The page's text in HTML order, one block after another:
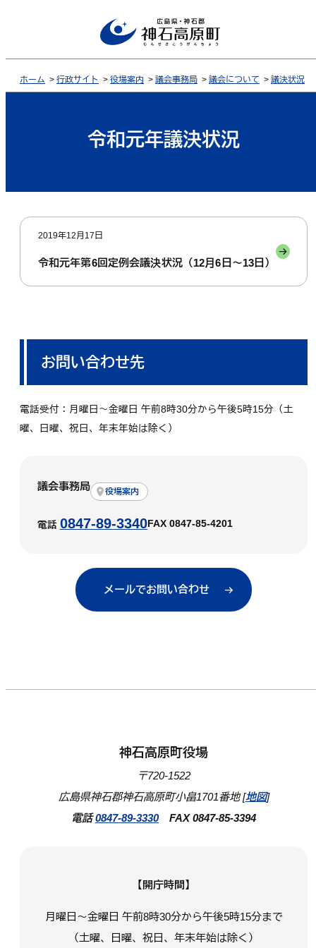
ホーム > 行政サイト > 役場案内 > 議会事務局 > 議会について > 議決状況
令和元年議決状況
2019年12月17日
令和元年第6回定例会議決状況（12月6日～13日）
お問い合わせ先
電話受付：月曜日～金曜日 午前8時30分から午後5時15分（土
曜、日曜、祝日、年末年始は除く）
議会事務局 役場案内
電話 0847-89-3340FAX 0847-85-4201
メールでお問い合わせ
神石高原町役場
〒720-1522
広島県神石郡神石高原町小畠1701番地 [地図]
電話0847-89-3330FAX 0847-85-3394
【開庁時間】
月曜日～金曜日 午前8時30分から午後5時15分まで
（土曜、日曜、祝日、年末年始は除く）